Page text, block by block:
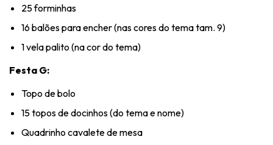
25 forminhas
16 balões para encher (nas cores do tema tam. 9)
1 vela palito (na cor do tema)
Festa G:
Topo de bolo
15 topos de docinhos (do tema e nome)
Quadrinho cavalete de mesa